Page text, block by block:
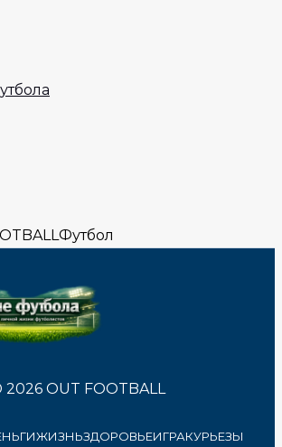
Футбол
OUT FOOTBALL
ЖИЗНЬЗДОРОВЬЕИГРАКУРЬЕЗЫ